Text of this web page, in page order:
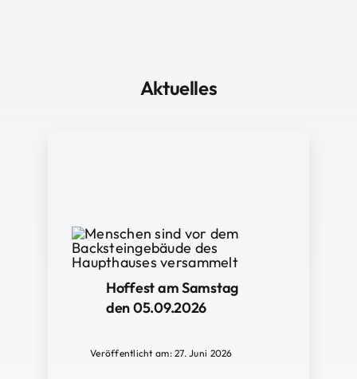
Aktuelles
Hoffest am Samstag
den 05.09.2026
Veröffentlicht am: 27. Juni 2026